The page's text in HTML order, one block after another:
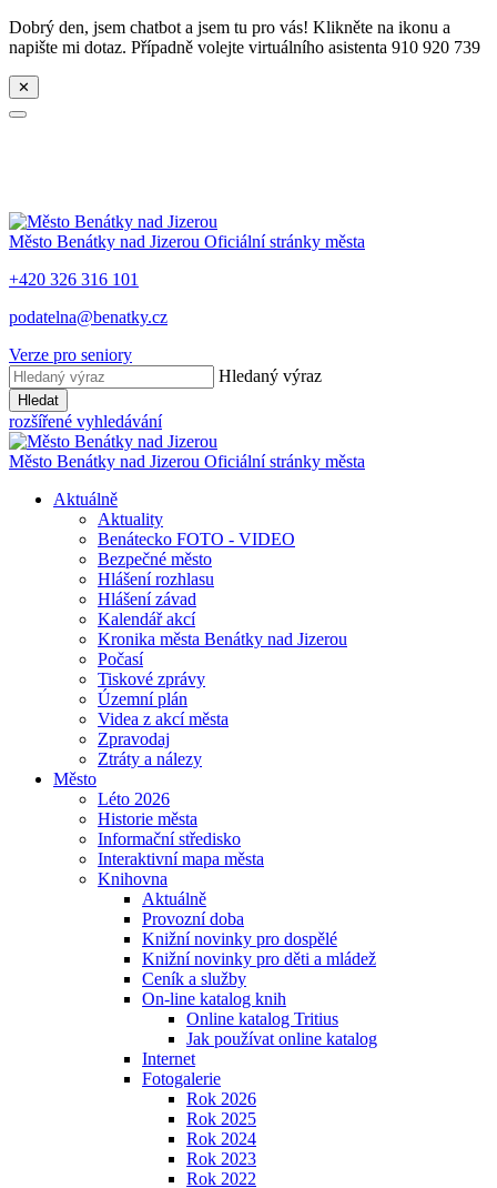
Dobrý den, jsem chatbot a jsem tu pro vás! Klikněte na ikonu a
napište mi dotaz. Případně volejte virtuálního asistenta 910 920 739
✕
Město Benátky nad Jizerou Oficiální stránky města
+420 326 316 101
podatelna@benatky.cz
Verze pro seniory
Hledaný výraz
Hledat
rozšířené vyhledávání
Město Benátky nad Jizerou Oficiální stránky města
Aktuálně
Aktuality
Benátecko FOTO - VIDEO
Bezpečné město
Hlášení rozhlasu
Hlášení závad
Kalendář akcí
Kronika města Benátky nad Jizerou
Počasí
Tiskové zprávy
Územní plán
Videa z akcí města
Zpravodaj
Ztráty a nálezy
Město
Léto 2026
Historie města
Informační středisko
Interaktivní mapa města
Knihovna
Aktuálně
Provozní doba
Knižní novinky pro dospělé
Knižní novinky pro děti a mládež
Ceník a služby
On-line katalog knih
Online katalog Tritius
Jak používat online katalog
Internet
Fotogalerie
Rok 2026
Rok 2025
Rok 2024
Rok 2023
Rok 2022